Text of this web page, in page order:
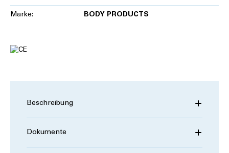
Marke: BODY PRODUCTS
Beschreibung
Dokumente